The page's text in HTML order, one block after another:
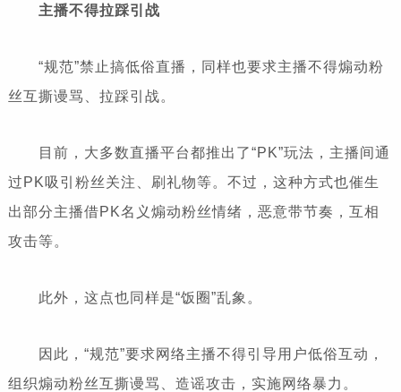
主播不得拉踩引战
“规范”禁止搞低俗直播，同样也要求主播不得煽动粉
丝互撕谩骂、拉踩引战。
目前，大多数直播平台都推出了“PK”玩法，主播间通
过PK吸引粉丝关注、刷礼物等。不过，这种方式也催生
出部分主播借PK名义煽动粉丝情绪，恶意带节奏，互相
攻击等。
此外，这点也同样是“饭圈”乱象。
因此，“规范”要求网络主播不得引导用户低俗互动，
组织煽动粉丝互撕谩骂、造谣攻击，实施网络暴力。